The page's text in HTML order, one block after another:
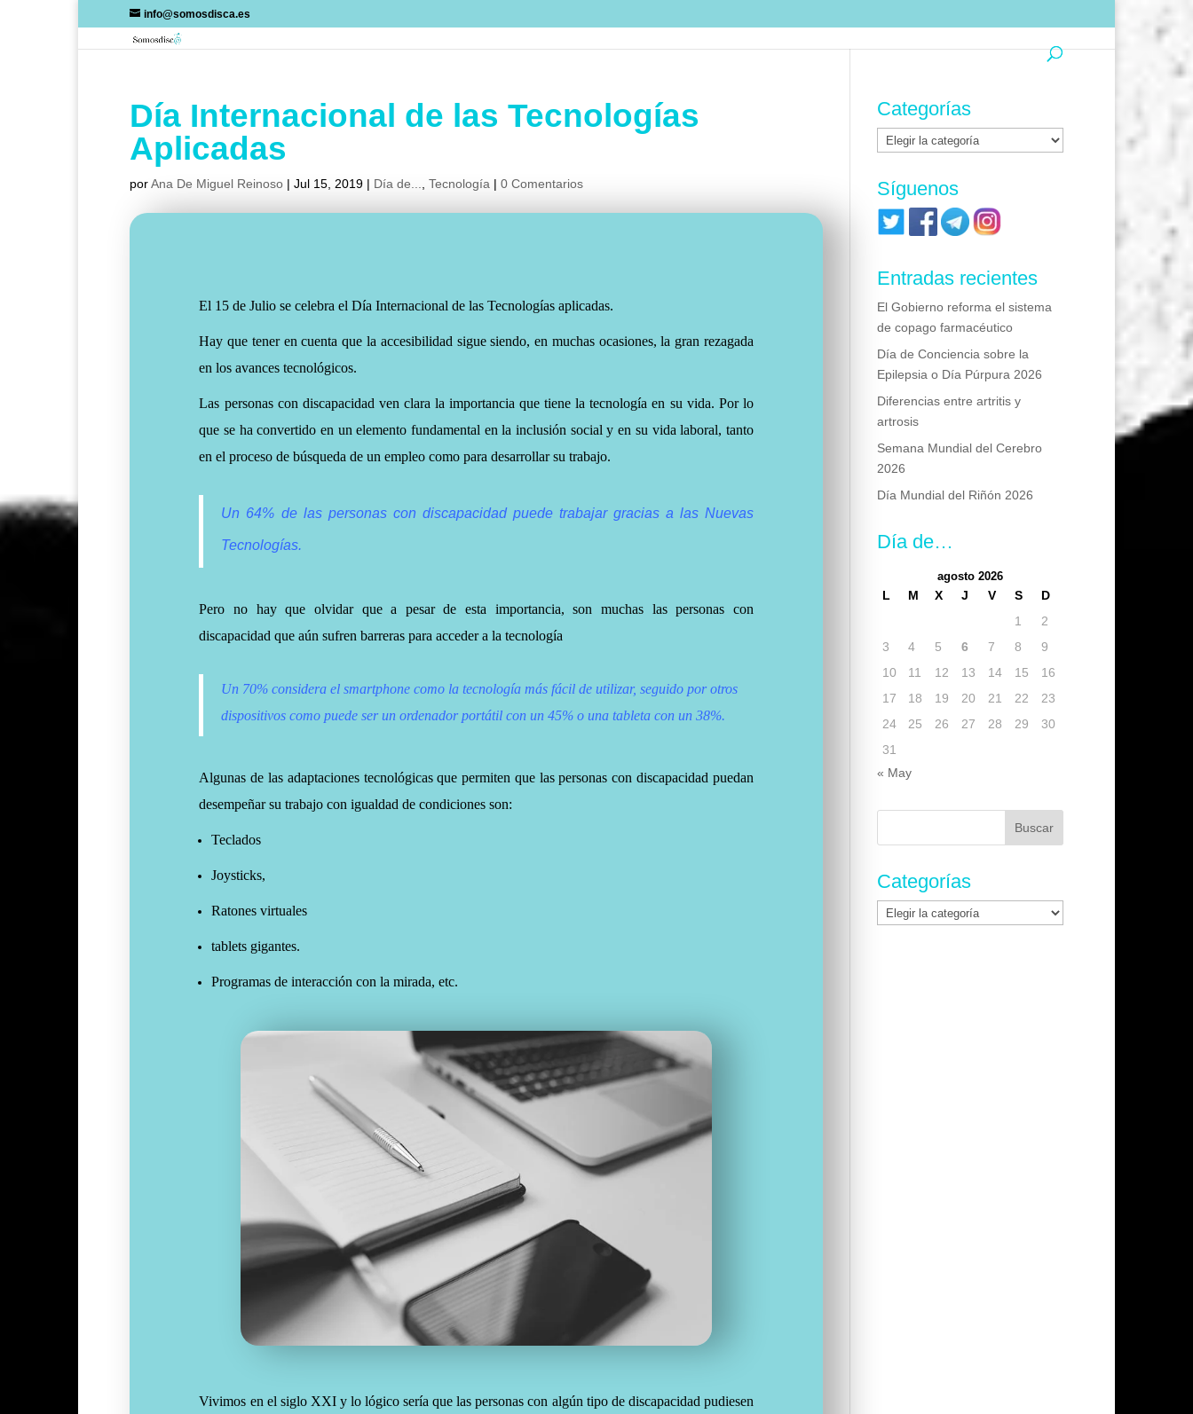
info@somosdisca.es
Día Internacional de las Tecnologías
Aplicadas
porAna De Miguel Reinoso |Jul 15, 2019 | Día de... ,Tecnología |0 Comentarios
El 15 de Julio se celebra el Día Internacional de las Tecnologías aplicadas.
Hay que tener en cuenta que la accesibilidad sigue siendo, en muchas ocasiones, la gran rezagada
en los avances tecnológicos.
Las personas con discapacidad ven clara la importancia que tiene la tecnología en su vida. Por lo
que se ha convertido en un elemento fundamental en la inclusión social y en su vida laboral, tanto
en el proceso de búsqueda de un empleo como para desarrollar su trabajo.
Un 64% de las personas con discapacidad puede trabajar gracias a las Nuevas
Tecnologías.
Pero no hay que olvidar que a pesar de esta importancia, son muchas las personas con
discapacidad que aún sufren barreras para acceder a la tecnología
Un 70% considera el smartphone como la tecnología más fácil de utilizar, seguido por otros
dispositivos como puede ser un ordenador portátil con un 45% o una tableta con un 38%.
Algunas de las adaptaciones tecnológicas que permiten que las personas con discapacidad puedan
desempeñar su trabajo con igualdad de condiciones son:
Teclados
Joysticks,
Ratones virtuales
tablets gigantes.
Programas de interacción con la mirada, etc.
Vivimos en el siglo XXI y lo lógico sería que las personas con algún tipo de discapacidad pudiesen
Categorías
Categorías
Síguenos
Entradas recientes
El Gobierno reforma el sistema
de copago farmacéutico
Día de Conciencia sobre la
Epilepsia o Día Púrpura 2026
Diferencias entre artritis y
artrosis
Semana Mundial del Cerebro
2026
Día Mundial del Riñón 2026
Día de…
agosto 2026
L M X J V S
D
1
2
3
4 5 6 7 8
9
10
11 12 13 14 15
16
17
18 19 20 21 22
23
24
25 26 27 28 29
30
31
« May
Buscar:
Categorías
Categorías